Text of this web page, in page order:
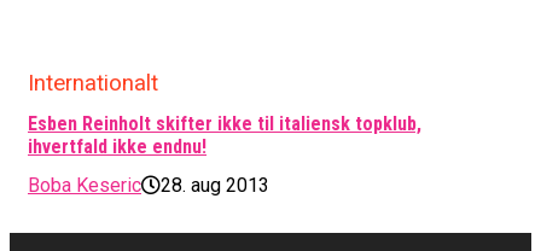
Internationalt
Esben Reinholt skifter ikke til italiensk topklub,
ihvertfald ikke endnu!
Boba Keseric
28. aug 2013